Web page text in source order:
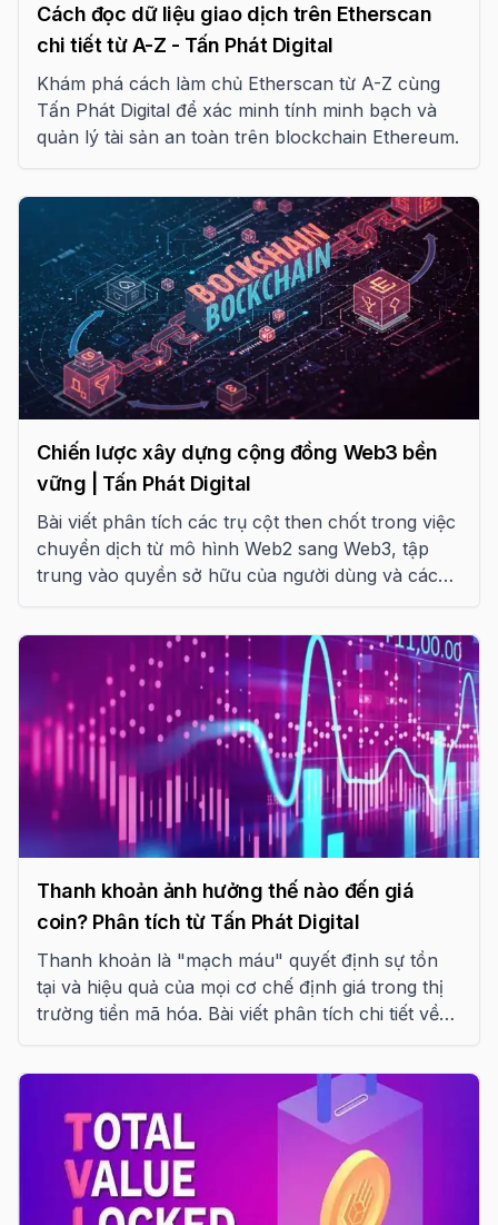
Cách đọc dữ liệu giao dịch trên Etherscan
chi tiết từ A-Z - Tấn Phát Digital
Khám phá cách làm chủ Etherscan từ A-Z cùng
Tấn Phát Digital để xác minh tính minh bạch và
quản lý tài sản an toàn trên blockchain Ethereum.
Chiến lược xây dựng cộng đồng Web3 bền
vững | Tấn Phát Digital
Bài viết phân tích các trụ cột then chốt trong việc
chuyển dịch từ mô hình Web2 sang Web3, tập
trung vào quyền sở hữu của người dùng và các
Thanh khoản ảnh hưởng thế nào đến giá
coin? Phân tích từ Tấn Phát Digital
Thanh khoản là "mạch máu" quyết định sự tồn
tại và hiệu quả của mọi cơ chế định giá trong thị
trường tiền mã hóa. Bài viết phân tích chi tiết về